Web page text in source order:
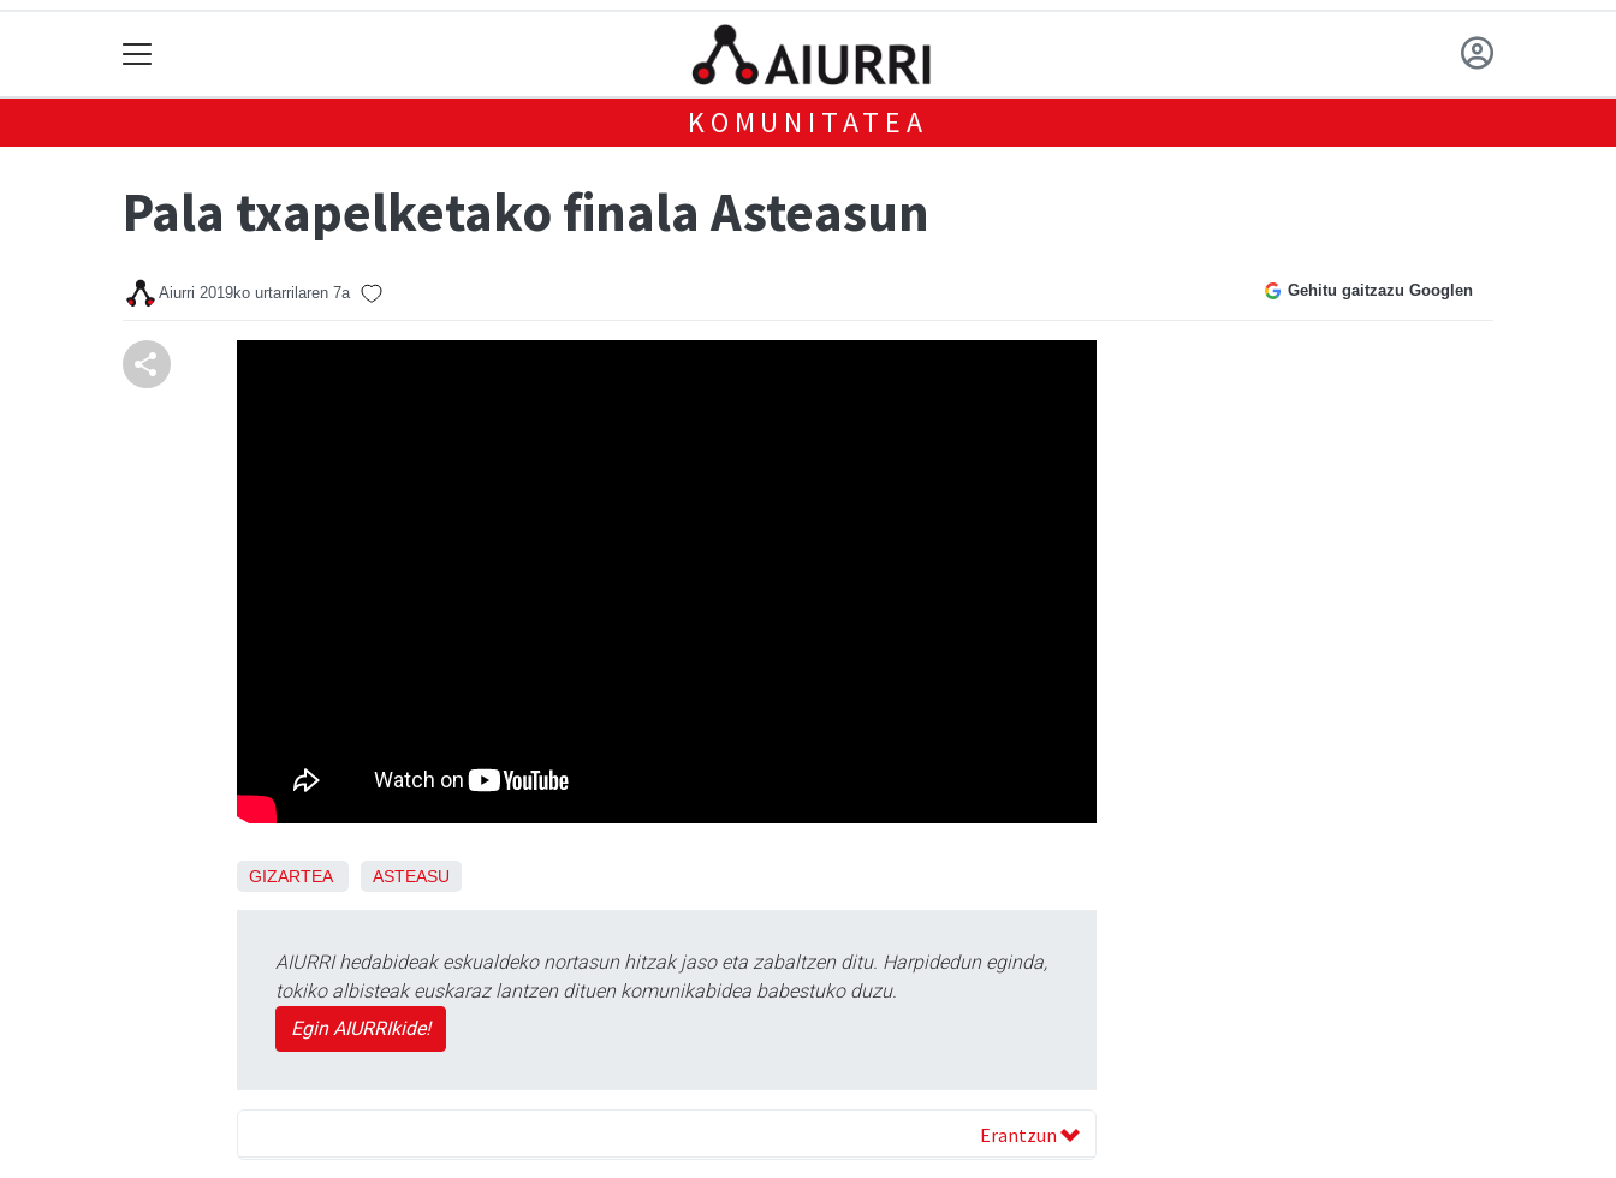
KOMUNITATEA
Pala txapelketako finala Asteasun
Aiurri 2019ko urtarrilaren 7a Gehitu gaitzazu Googlen
GIZARTEA ASTEASU
AIURRI hedabideak eskualdeko nortasun hitzak jaso eta zabaltzen ditu. Harpidedun eginda,
tokiko albisteak euskaraz lantzen dituen komunikabidea babestuko duzu.
Egin AIURRIkide!
Erantzun